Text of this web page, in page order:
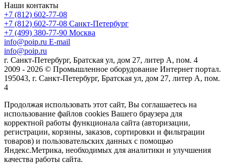
Наши контакты
+7 (812) 602-77-08
+7 (812) 602-77-08 Санкт-Петербург
+7 (499) 380-77-90 Москва
info@poip.ru E-mail
info@poip.ru
г. Санкт-Петербург, Братская ул, дом 27, литер А, пом. 4
2009 - 2026 © Промышленное оборудование Интернет портал.
195043, г. Санкт-Петербург, Братская ул, дом 27, литер А, пом.
4
Продолжая использовать этот сайт, Вы соглашаетесь на
использование файлов cookies Вашего браузера для
корректной работы функционала сайта (авторизации,
регистрации, корзины, заказов, сортировки и фильтрации
товаров) и пользовательских данных с помощью
Яндекс.Метрика, необходимых для аналитики и улучшения
качества работы сайта.